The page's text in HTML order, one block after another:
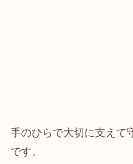
手のひらで大切に支えて
です。